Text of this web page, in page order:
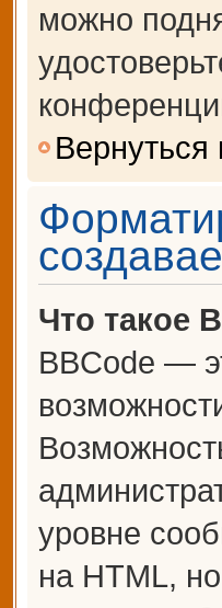
можно
Вернуться
Что такое
BBCode —
уровне
на HTML,